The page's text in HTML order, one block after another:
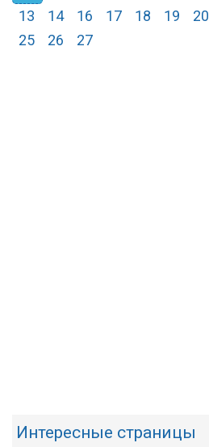
13
14 16 17 18 19 20
25
26 27
Интересные страницы